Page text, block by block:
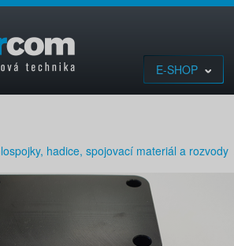
E-SHOP
hadice, spojovací materiál a rozvody